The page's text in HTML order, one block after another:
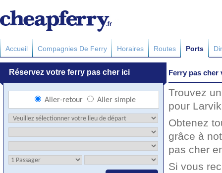
Accueil Compagnies De Ferry Horaires Routes Ports
Ferry pas cher
Trouvez
pour
Obtenez
grâce à
pas cher
Si vous